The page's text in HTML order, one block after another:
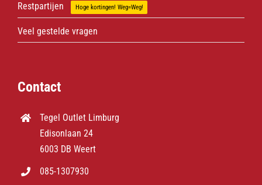
Restpartijen Hoge kortingen! Weg=Weg!
Veel gestelde vragen
Contact
Tegel Outlet Limburg
Edisonlaan 24
6003 DB Weert
085-1307930